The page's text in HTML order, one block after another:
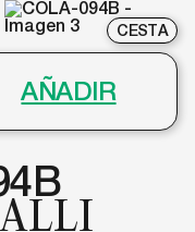
CESTA
AÑADIR